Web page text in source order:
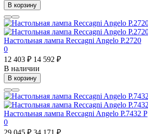
В корзину
Настольная лампа Reccagni Angelo P.2720
0
12 403 ₽ 14 592 ₽
В наличии
В корзину
Настольная лампа Reccagni Angelo P.7432 P
0
29 045 ₽ 34 171 ₽